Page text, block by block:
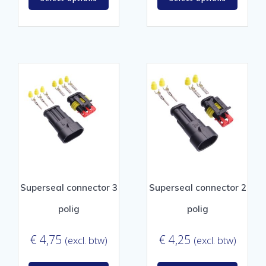
Superseal connector 3
polig
€ 4,75 (excl. btw)
Superseal connector 2
polig
€ 4,25 (excl. btw)